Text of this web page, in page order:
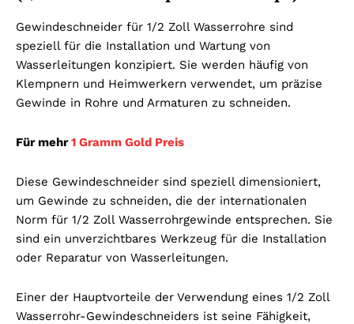
Gewindeschneider für 1/2 Zoll Wasserrohre sind
speziell für die Installation und Wartung von
Wasserleitungen konzipiert. Sie werden häufig von
Klempnern und Heimwerkern verwendet, um präzise
Gewinde in Rohre und Armaturen zu schneiden.
Für mehr1 Gramm Gold Preis
Diese Gewindeschneider sind speziell dimensioniert,
um Gewinde zu schneiden, die der internationalen
Norm für 1/2 Zoll Wasserrohrgewinde entsprechen. Sie
sind ein unverzichtbares Werkzeug für die Installation
oder Reparatur von Wasserleitungen.
Einer der Hauptvorteile der Verwendung eines 1/2 Zoll
Wasserrohr-Gewindeschneiders ist seine Fähigkeit,